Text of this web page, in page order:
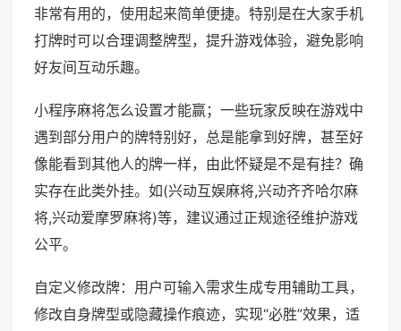
非常有用的，使用起来简单便捷。特别是在大家手机
打牌时可以合理调整牌型，提升游戏体验，避免影响
好友间互动乐趣。
小程序麻将怎么设置才能赢；一些玩家反映在游戏中
遇到部分用户的牌特别好，总是能拿到好牌，甚至好
像能看到其他人的牌一样，由此怀疑是不是有挂？确
实存在此类外挂。如(兴动互娱麻将,兴动齐齐哈尔麻
将,兴动爱摩罗麻将)等，建议通过正规途径维护游戏
公平。
自定义修改牌：用户可输入需求生成专用辅助工具，
修改自身牌型或隐藏操作痕迹，实现“必胜”效果，适